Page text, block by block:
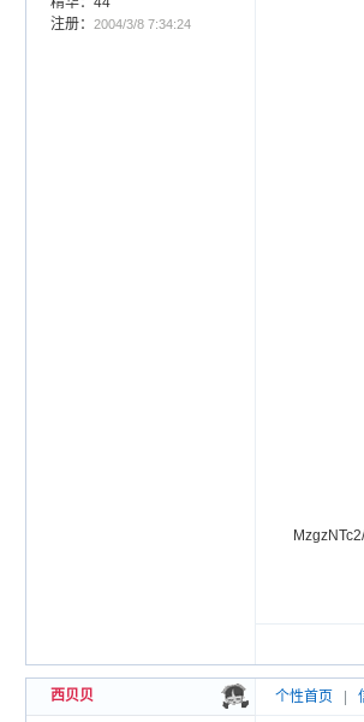
注册：
2004/3/8 7:34:24
西贝贝 个性首页